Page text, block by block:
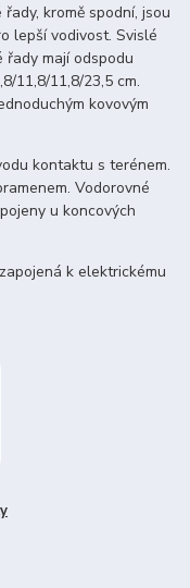
kromě spodní, jsou
lepší vodivost. Svislé
řady mají odspodu
11,8/11,8/23,5 cm.
kovovým
kontaktu s terénem.
Vodorovné
u koncových
k elektrickému